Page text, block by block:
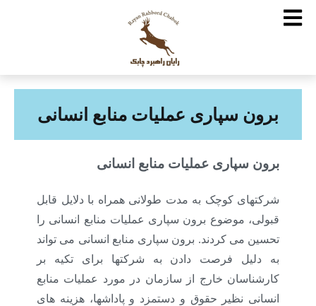
برون سپاری عملیات منابع انسانی
برون سپاری عملیات منابع انسانی
شرکتهای کوچک به مدت طولانی همراه با دلایل قابل
قبولی، موضوع برون سپاری عملیات منابع انسانی را
تحسین می کردند. برون سپاری منابع انسانی می تواند
به دلیل فرصت دادن به شرکتها برای تکیه بر
کارشناسان خارج از سازمان در مورد عملیات منابع
انسانی نظیر حقوق و دستمزد و پاداشها، هزینه های